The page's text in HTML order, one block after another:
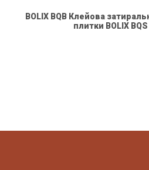
BOLIX BQB Клейова
плитки BOLIX BQS